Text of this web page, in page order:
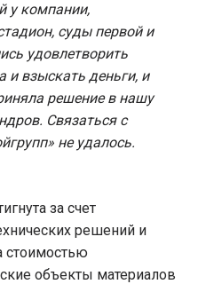
у компании,
суды первой и
удовлетворить
и взыскать деньги, и
решение в нашу
Связаться с
не удалось.
за счет
решений и
стоимостью
объекты материалов